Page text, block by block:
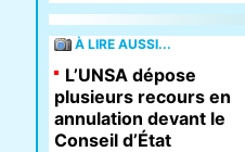
À LIRE AUSSI...
L’UNSA dépose
plusieurs recours en
annulation devant le
Conseil d’État